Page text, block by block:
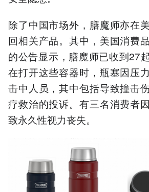
除了中国市场外，膳魔师亦在
回相关产品。其中，美国消费
的公告显示，膳魔师已收到27
在打开这些容器时，瓶塞因压
击中人员，其中包括导致撞击
疗救治的投诉。有三名消费者
致永久性视力丧失。